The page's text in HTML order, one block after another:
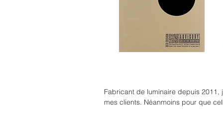
Fabricant de luminaire depuis
mes clients. Néanmoins pour que